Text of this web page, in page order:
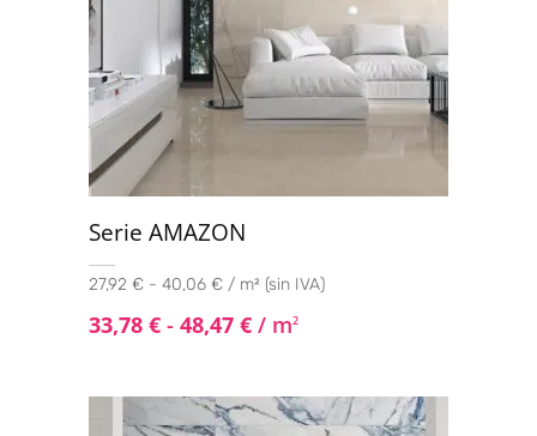
Serie AMAZON
27,92 € - 40,06 € / m² (sin IVA)
33,78 € - 48,47 € / m2